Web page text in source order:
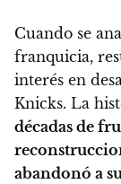
Cuando se
franquicia,
interés en
Knicks. La
décadas de
abandonó a